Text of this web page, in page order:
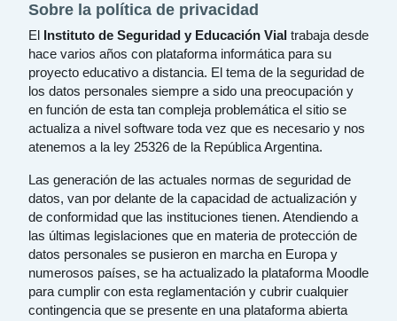
Sobre la política de privacidad
El Instituto de Seguridad y Educación Vial trabaja desde
hace varios años con plataforma informática para su
proyecto educativo a distancia. El tema de la seguridad de
los datos personales siempre a sido una preocupación y
en función de esta tan compleja problemática el sitio se
actualiza a nivel software toda vez que es necesario y nos
atenemos a la ley 25326 de la República Argentina.
Las generación de las actuales normas de seguridad de
datos, van por delante de la capacidad de actualización y
de conformidad que las instituciones tienen. Atendiendo a
las últimas legislaciones que en materia de protección de
datos personales se pusieron en marcha en Europa y
numerosos países, se ha actualizado la plataforma Moodle
para cumplir con esta reglamentación y cubrir cualquier
contingencia que se presente en una plataforma abierta